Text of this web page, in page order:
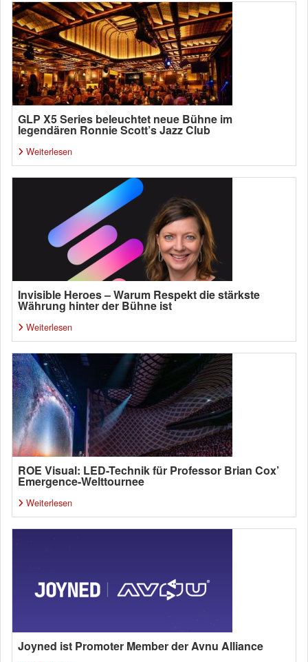
GLP X5 Series beleuchtet neue Bühne im
legendären Ronnie Scott’s Jazz Club
Weiterlesen
Invisible Heroes – Warum Respekt die stärkste
Währung hinter der Bühne ist
Weiterlesen
ROE Visual: LED-Technik für Professor Brian Cox’
Emergence-Welttournee
Weiterlesen
Joyned ist Promoter Member der Avnu Alliance